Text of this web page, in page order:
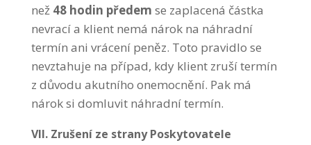
než 48 hodin předem se zaplacená částka
nevrací a klient nemá nárok na náhradní
termín ani vrácení peněz. Toto pravidlo se
nevztahuje na případ, kdy klient zruší termín
z důvodu akutního onemocnění. Pak má
nárok si domluvit náhradní termín.
VII. Zrušení ze strany Poskytovatele